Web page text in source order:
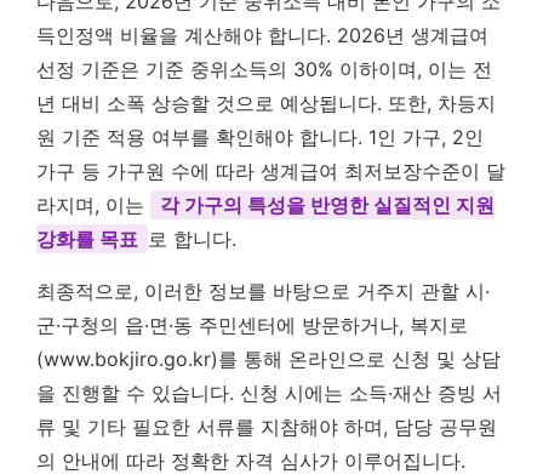
득인정액 비율을 계산해야 합니다. 2026년 생계급여
선정 기준은 기준 중위소득의 30% 이하이며, 이는 전
년 대비 소폭 상승할 것으로 예상됩니다. 또한, 차등지
원 기준 적용 여부를 확인해야 합니다. 1인 가구, 2인
가구 등 가구원 수에 따라 생계급여 최저보장수준이 달
라지며, 이는
각 가구의 특성을 반영한 실질적인 지원
강화를 목표 로 합니다.
최종적으로, 이러한 정보를 바탕으로 거주지 관할 시·
군·구청의 읍·면·동 주민센터에 방문하거나, 복지로
(www.bokjiro.go.kr)를 통해 온라인으로 신청 및 상담
을 진행할 수 있습니다. 신청 시에는 소득·재산 증빙 서
류 및 기타 필요한 서류를 지참해야 하며, 담당 공무원
의 안내에 따라 정확한 자격 심사가 이루어집니다.